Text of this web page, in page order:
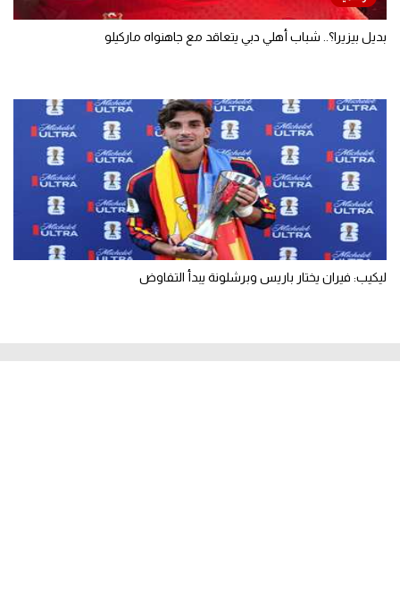
بديل بيزيرا؟.. شباب أهلي دبي يتعاقد مع جاهنواه ماركيلو
ليكيب: فيران يختار باريس وبرشلونة يبدأ التفاوض